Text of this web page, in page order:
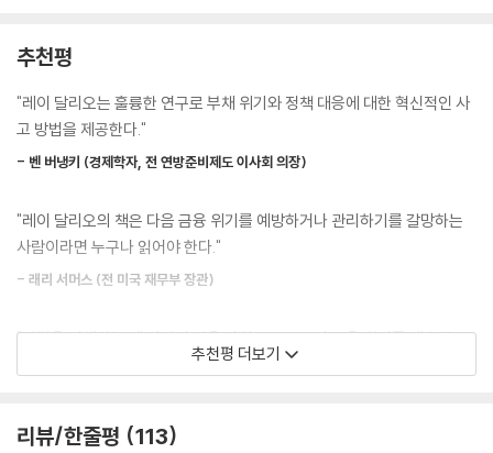
플릿’을 공개하게 된 것이다. 이 템플릿을 공유함으로써 다른 투자자들이
미래의 더 큰 금융 위기 가능성을 줄이고 위기를 관리할 수 있기를 바라는
레이 달리오의 바람을 읽을 수 있다.
위기는 반복되어 일어난다
레이 달리오는 ‘이코노미스트’라고 불릴 만큼 경제 흐름에 정통하여 해외
에서 각종 경제 이슈가 생길 때마다 각종 언론이 코멘트를 부탁하기로 유
자자이기도 하다. 그는 최근 2020년 미국발 경제 불황을 경고했다. 그래서
전 세계 투자자들과 경제에 관심 있는 독자들은 『레이 달리오의 금융 위기
템플릿』을 기다려 왔다. 우리나라도 이 금융 위기에서 결코 안전하지 않은
추천평
"레이 달리오는 훌륭한 연구로 부채 위기와 정책 대응에 대한 혁신적인 사
고 방법을 제공한다."
- 벤 버냉키 (경제학자, 전 연방준비제도 이사회 의장)
"레이 달리오의 책은 다음 금융 위기를 예방하거나 관리하기를 갈망하는
사람이라면 누구나 읽어야 한다."
- 래리 서머스 (전 미국 재무부 장관)
"시장을 이해하는 데 자신의 삶을 바치고, 2008년 금융 위기를 예측함으
로써 자신의 이해를 증명한 세계 최고 투자자의 훌륭한 작품"
추천평 더보기
리뷰/한줄평 113